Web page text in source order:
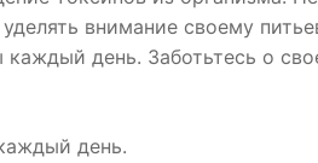
внимание своему
день. Заботьтесь о
день.